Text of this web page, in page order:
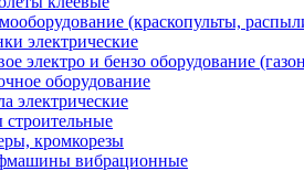
(краскопульты,
электрические
электро и бензо оборудование
оборудование
электрические
кромкорезы
вибрационные